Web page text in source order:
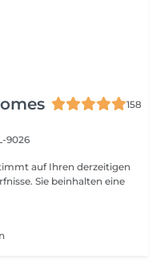
158
9026
auf Ihren derzeitigen
Sie beinhalten eine